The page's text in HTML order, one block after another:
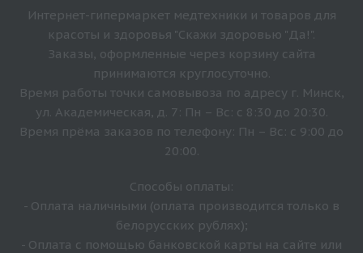
Интернет-гипермаркет медтехники и товаров для
красоты и здоровья "Скажи здоровью "Да!".
Заказы, оформленные через корзину сайта
принимаются круглосуточно.
Время работы точки самовывоза по адресу г. Минск,
ул. Академическая, д. 7: Пн – Вс: с 8:30 до 20:30.
Время прёма заказов по телефону: Пн – Вс: с 9:00 до
20:00.
Способы оплаты:
- Оплата наличными (оплата производится только в
белорусских рублях);
- Оплата с помощью банковской карты на сайте или